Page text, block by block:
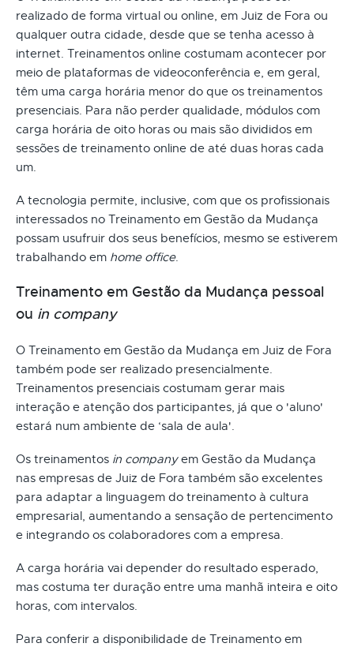
realizado de forma virtual ou online, em Juiz de Fora ou
qualquer outra cidade, desde que se tenha acesso à
internet. Treinamentos online costumam acontecer por
meio de plataformas de videoconferência e, em geral,
têm uma carga horária menor do que os treinamentos
presenciais. Para não perder qualidade, módulos com
carga horária de oito horas ou mais são divididos em
sessões de treinamento online de até duas horas cada
um.
A tecnologia permite, inclusive, com que os profissionais
interessados no Treinamento em Gestão da Mudança
possam usufruir dos seus benefícios, mesmo se estiverem
trabalhando em home office.
Treinamento em Gestão da Mudança pessoal
ou in company
O Treinamento em Gestão da Mudança em Juiz de Fora
também pode ser realizado presencialmente.
Treinamentos presenciais costumam gerar mais
interação e atenção dos participantes, já que o 'aluno'
estará num ambiente de ‘sala de aula'.
Os treinamentos in companyem Gestão da Mudança
nas empresas de Juiz de Fora também são excelentes
para adaptar a linguagem do treinamento à cultura
empresarial, aumentando a sensação de pertencimento
e integrando os colaboradores com a empresa.
A carga horária vai depender do resultado esperado,
mas costuma ter duração entre uma manhã inteira e oito
horas, com intervalos.
Para conferir a disponibilidade de Treinamento em